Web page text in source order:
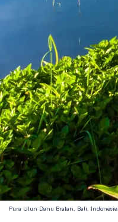
Pura Ulun Danu Bratan, Bali, Indonésie